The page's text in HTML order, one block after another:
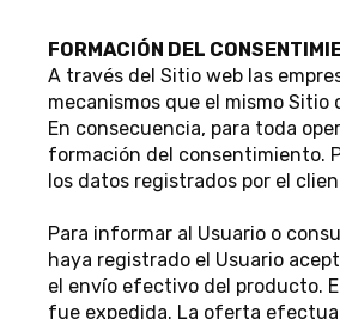
FORMACIÓN DEL
A través del Sitio web las
mecanismos que el mismo
En consecuencia, para toda
formación del consentimiento.
los datos registrados por el
Para informar al Usuario o
haya registrado el Usuario
el envío efectivo del producto.
fue expedida. La oferta